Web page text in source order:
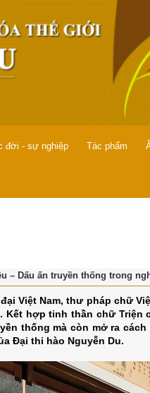
đời - sự nghiệp Tác phẩm
– Dấu ấn truyền thống trong
Việt Nam, thư pháp chữ
Kết hợp tinh thần chữ
thống mà còn mở ra
Đại thi hào Nguyễn Du.